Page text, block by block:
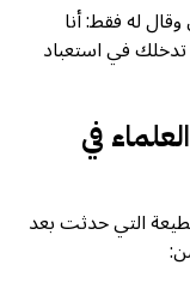
له فقط: أنا
في استعباد
في
التي حدثت بعد